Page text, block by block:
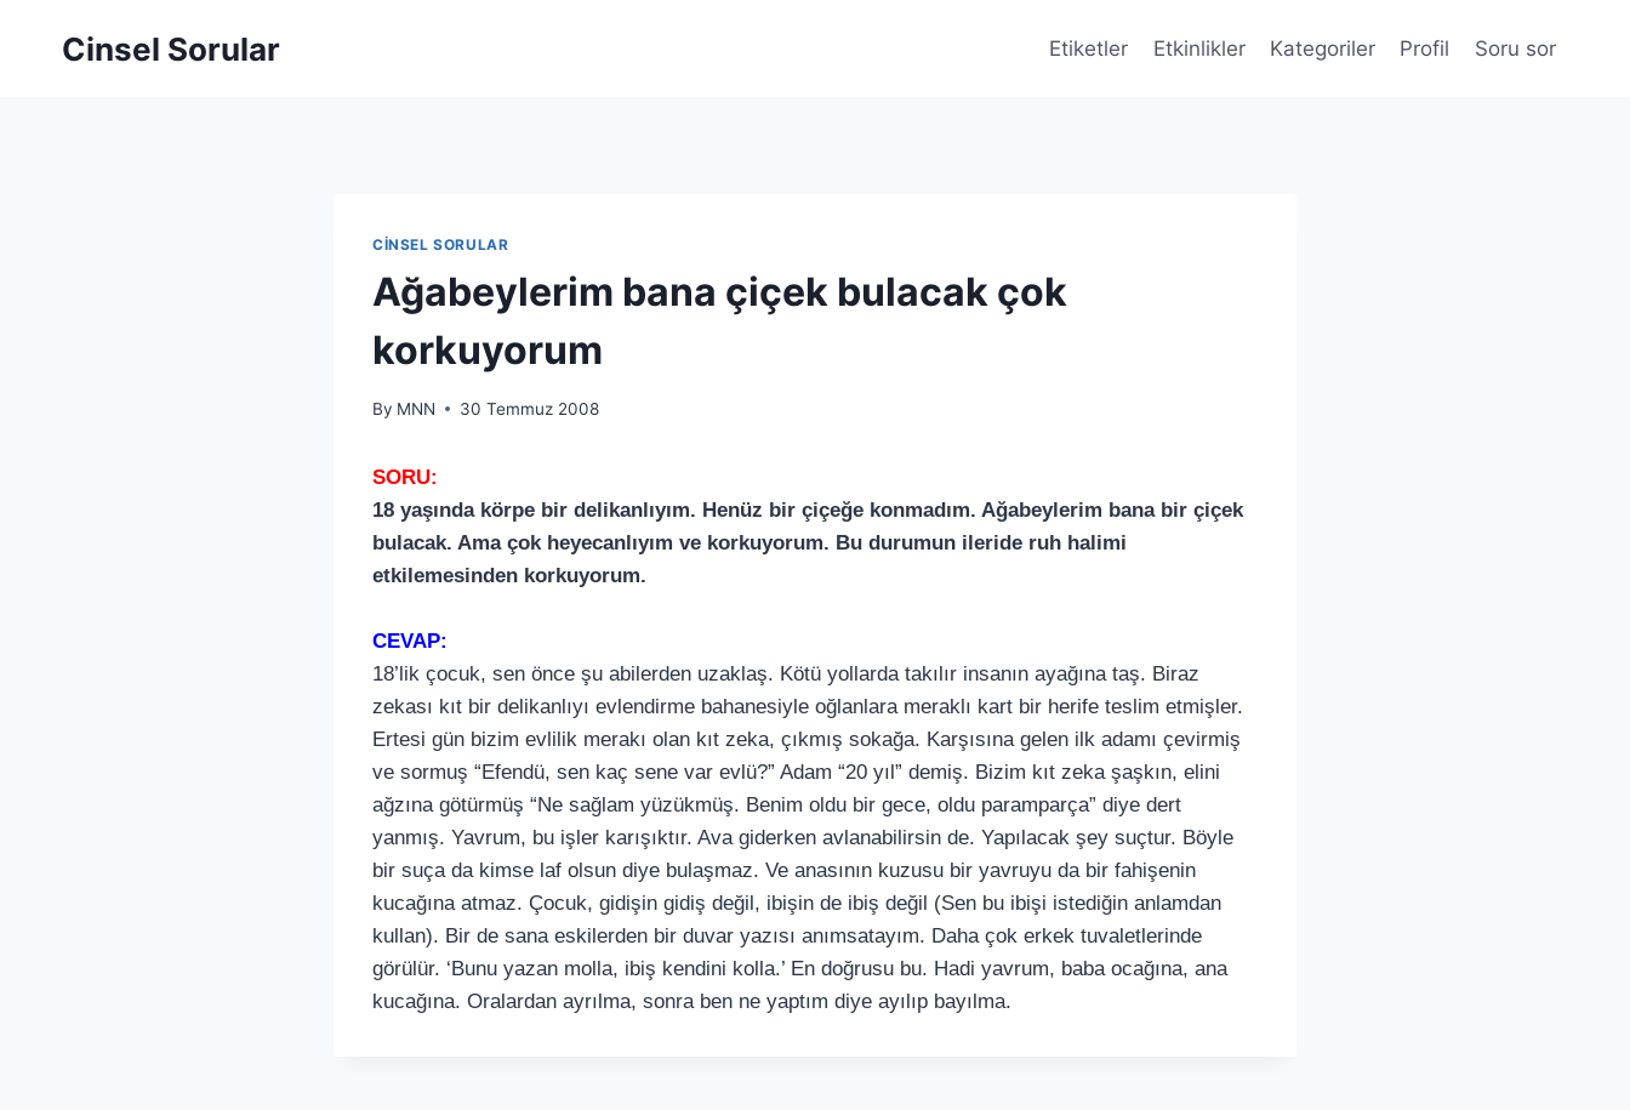
Cinsel Sorular Etiketler Etkinlikler Kategoriler Profil Soru sor
CINSEL SORULAR
Ağabeylerim bana çiçek bulacak çok
korkuyorum
By MNN 30 Temmuz 2008
SORU:
18 yaşında körpe bir delikanlıyım. Henüz bir çiçeğe konmadım. Ağabeylerim bana bir çiçek
bulacak. Ama çok heyecanlıyım ve korkuyorum. Bu durumun ileride ruh halimi
etkilemesinden korkuyorum.
CEVAP:
18’lik çocuk, sen önce şu abilerden uzaklaş. Kötü yollarda takılır insanın ayağına taş. Biraz
zekası kıt bir delikanlıyı evlendirme bahanesiyle oğlanlara meraklı kart bir herife teslim etmişler.
Ertesi gün bizim evlilik merakı olan kıt zeka, çıkmış sokağa. Karşısına gelen ilk adamı çevirmiş
ve sormuş “Efendü, sen kaç sene var evlü?” Adam “20 yıl” demiş. Bizim kıt zeka şaşkın, elini
ağzına götürmüş “Ne sağlam yüzükmüş. Benim oldu bir gece, oldu paramparça” diye dert
yanmış. Yavrum, bu işler karışıktır. Ava giderken avlanabilirsin de. Yapılacak şey suçtur. Böyle
bir suça da kimse laf olsun diye bulaşmaz. Ve anasının kuzusu bir yavruyu da bir fahişenin
kucağına atmaz. Çocuk, gidişin gidiş değil, ibişin de ibiş değil (Sen bu ibişi istediğin anlamdan
kullan). Bir de sana eskilerden bir duvar yazısı anımsatayım. Daha çok erkek tuvaletlerinde
görülür. ‘Bunu yazan molla, ibiş kendini kolla.’ En doğrusu bu. Hadi yavrum, baba ocağına, ana
kucağına. Oralardan ayrılma, sonra ben ne yaptım diye ayılıp bayılma.